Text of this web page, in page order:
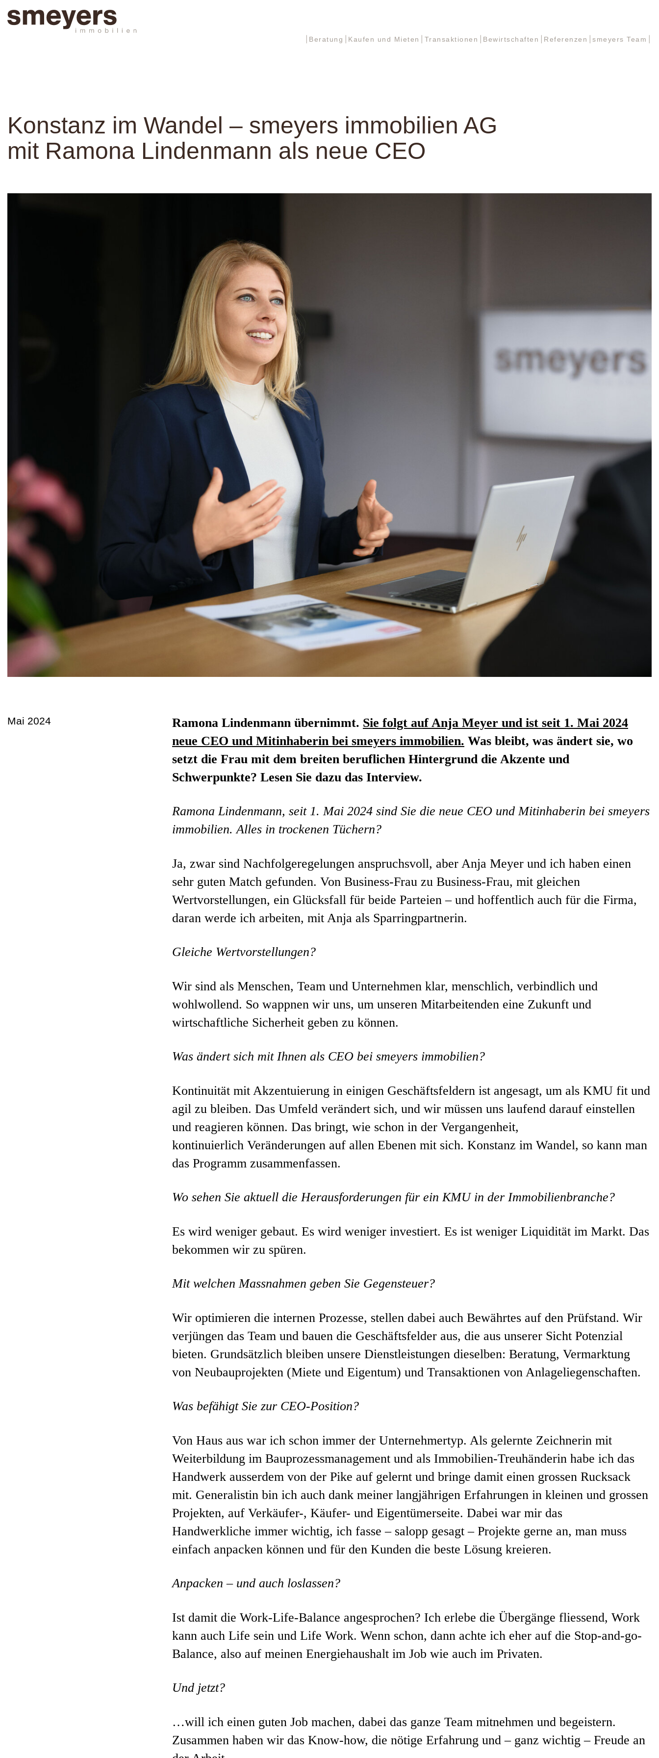
Beratung
Kaufen und Mieten Transaktionen Bewirtschaften Referenzen smeyers Team
Konstanz im Wandel – smeyers immobilien AG
mit Ramona Lindenmann als neue CEO
Mai 2024 Ramona Lindenmann übernimmt. Sie folgt auf Anja Meyer und ist seit 1. Mai 2024
neue CEO und Mitinhaberin bei smeyers immobilien. Was bleibt, was ändert sie, wo
setzt die Frau mit dem breiten beruflichen Hintergrund die Akzente und
Schwerpunkte? Lesen Sie dazu das Interview.
Ramona Lindenmann, seit 1. Mai 2024 sind Sie die neue CEO und Mitinhaberin bei smeyers
immobilien. Alles in trockenen Tüchern?
Ja, zwar sind Nachfolgeregelungen anspruchsvoll, aber Anja Meyer und ich haben einen
sehr guten Match gefunden. Von Business-Frau zu Business-Frau, mit gleichen
Wertvorstellungen, ein Glücksfall für beide Parteien – und hoffentlich auch für die Firma,
daran werde ich arbeiten, mit Anja als Sparringpartnerin.
Gleiche Wertvorstellungen?
Wir sind als Menschen, Team und Unternehmen klar, menschlich, verbindlich und
wohlwollend. So wappnen wir uns, um unseren Mitarbeitenden eine Zukunft und
wirtschaftliche Sicherheit geben zu können.
Was ändert sich mit Ihnen als CEO bei smeyers immobilien?
Kontinuität mit Akzentuierung in einigen Geschäftsfeldern ist angesagt, um als KMU fit und
agil zu bleiben. Das Umfeld verändert sich, und wir müssen uns laufend darauf einstellen
und reagieren können. Das bringt, wie schon in der Vergangenheit,
kontinuierlich Veränderungen auf allen Ebenen mit sich. Konstanz im Wandel, so kann man
das Programm zusammenfassen.
Wo sehen Sie aktuell die Herausforderungen für ein KMU in der Immobilienbranche?
Es wird weniger gebaut. Es wird weniger investiert. Es ist weniger Liquidität im Markt. Das
bekommen wir zu spüren.
Mit welchen Massnahmen geben Sie Gegensteuer?
Wir optimieren die internen Prozesse, stellen dabei auch Bewährtes auf den Prüfstand. Wir
verjüngen das Team und bauen die Geschäftsfelder aus, die aus unserer Sicht Potenzial
bieten. Grundsätzlich bleiben unsere Dienstleistungen dieselben: Beratung, Vermarktung
von Neubauprojekten (Miete und Eigentum) und Transaktionen von Anlageliegenschaften.
Was befähigt Sie zur CEO-Position?
Von Haus aus war ich schon immer der Unternehmertyp. Als gelernte Zeichnerin mit
Weiterbildung im Bauprozessmanagement und als Immobilien-Treuhänderin habe ich das
Handwerk ausserdem von der Pike auf gelernt und bringe damit einen grossen Rucksack
mit. Generalistin bin ich auch dank meiner langjährigen Erfahrungen in kleinen und grossen
Projekten, auf Verkäufer-, Käufer- und Eigentümerseite. Dabei war mir das
Handwerkliche immer wichtig, ich fasse – salopp gesagt – Projekte gerne an, man muss
einfach anpacken können und für den Kunden die beste Lösung kreieren.
Anpacken – und auch loslassen?
Ist damit die Work-Life-Balance angesprochen? Ich erlebe die Übergänge fliessend, Work
kann auch Life sein und Life Work. Wenn schon, dann achte ich eher auf die Stop-and-go-
Balance, also auf meinen Energiehaushalt im Job wie auch im Privaten.
Und jetzt?
…will ich einen guten Job machen, dabei das ganze Team mitnehmen und begeistern.
Zusammen haben wir das Know-how, die nötige Erfahrung und – ganz wichtig – Freude an